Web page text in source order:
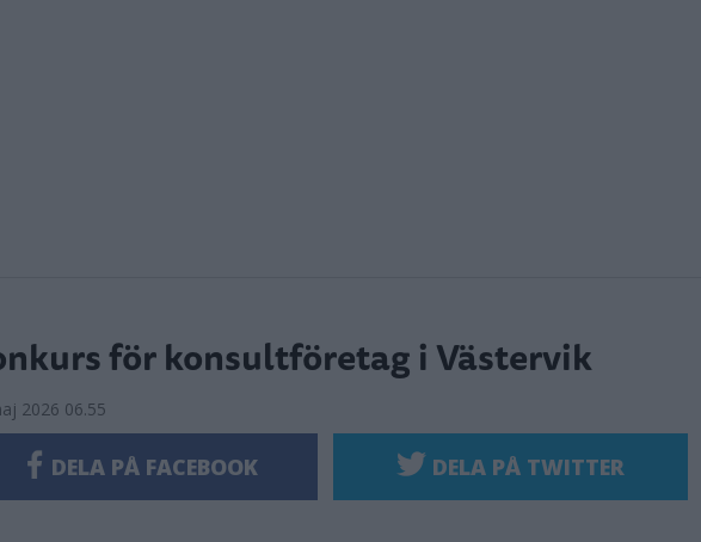
för konsultföretag i Västervik
2026 06.55
DELA PÅ FACEBOOK DELA PÅ TWITTER